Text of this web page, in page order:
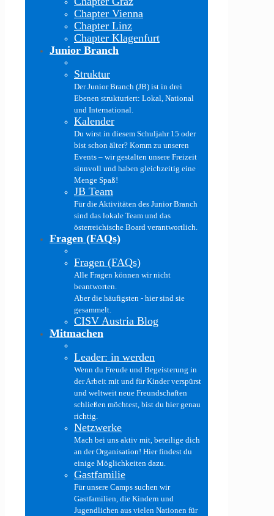
Chapter Vienna
Chapter Linz
Chapter Klagenfurt
Junior Branch
Struktur
Der Junior Branch (JB) ist in drei
Ebenen strukturiert: Lokal, National
und International.
Kalender
Du wirst in diesem Schuljahr 15 oder
bist schon älter? Komm zu unseren
Events – wir gestalten unsere Freizeit
sinnvoll und haben gleichzeitig eine
Menge Spaß!
JB Team
Für die Aktivitäten des Junior Branch
sind das lokale Team und das
österreichische Board verantwortlich.
Fragen (FAQs)
Fragen (FAQs)
Alle Fragen können wir nicht
beantworten.
Aber die häufigsten - hier sind sie
gesammelt.
CISV Austria Blog
Mitmachen
Leader: in werden
Wenn du Freude und Begeisterung in
der Arbeit mit und für Kinder verspürst
und weltweit neue Freundschaften
schließen möchtest, bist du hier genau
richtig.
Netzwerke
Mach bei uns aktiv mit, beteilige dich
an der Organisation! Hier findest du
einige Möglichkeiten dazu.
Gastfamilie
Für unsere Camps suchen wir
Gastfamilien, die Kindern und
Jugendlichen aus vielen Nationen für